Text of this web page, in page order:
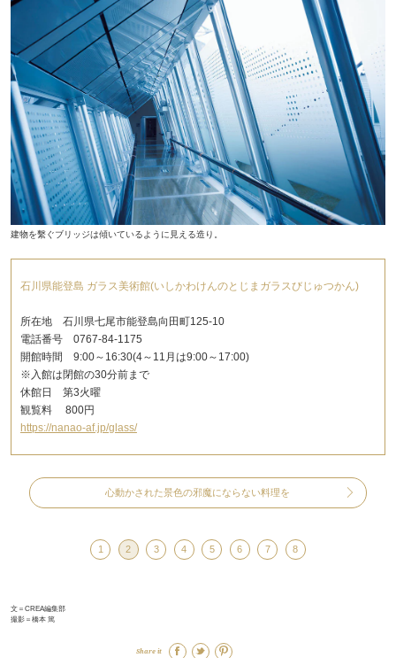
建物を繫ぐブリッジは傾いているように見える造り。
石川県能登島 ガラス美術館(いしかわけんのとじまガラスびじゅつかん)
所在地 石川県七尾市能登島向田町125-10
電話番号 0767-84-1175
開館時間 9:00～16:30(4～11月は9:00～17:00)
※入館は閉館の30分前まで
休館日 第3火曜
観覧料 800円
https://nanao-af.jp/glass/
心動かされた景色の邪魔にならない料理を
1 2 3 4 5 6 7 8
文＝CREA編集部
撮影＝橋本 篤
Share it